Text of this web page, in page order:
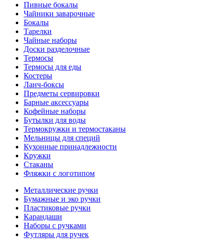
Пивные бокалы
Чайники заварочные
Бокалы
Тарелки
Чайные наборы
Доски разделочные
Термосы
Термосы для еды
Костеры
Ланч-боксы
Предметы сервировки
Барные аксессуары
Кофейные наборы
Бутылки для воды
Термокружки и термостаканы
Мельницы для специй
Кухонные принадлежности
Кружки
Стаканы
Фляжки с логотипом
Металлические ручки
Бумажные и эко ручки
Пластиковые ручки
Карандаши
Наборы с ручками
Футляры для ручек